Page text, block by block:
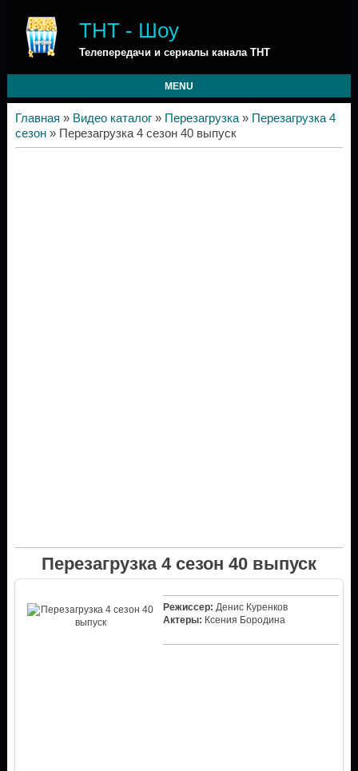
ТНТ - Шоу
Телепередачи и сериалы канала ТНТ
MENU
Главная » Видео каталог» Перезагрузка» Перезагрузка 4
сезон» Перезагрузка 4 сезон 40 выпуск
Перезагрузка 4 сезон 40 выпуск
Режиссер: Денис Куренков
Актеры: Ксения Бородина